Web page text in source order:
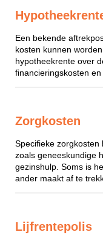
Een bekende
kosten kunnen
hypotheekrente over
financieringskosten
Zorgkosten
Specifieke zorgkosten
zoals geneeskundige
gezinshulp. Soms is
ander maakt af te
Lijfrentepolis